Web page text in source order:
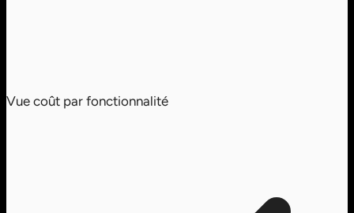
Vue coût par fonctionnalité